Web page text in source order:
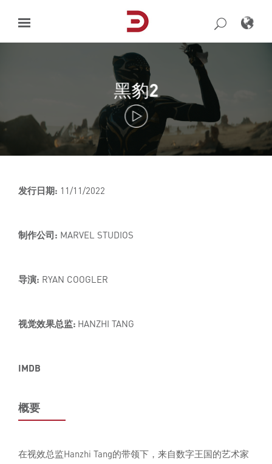
content
黑豹2
发行日期: 11/11/2022
制作公司: MARVEL STUDIOS
导演: RYAN COOGLER
视觉效果总监: HANZHI TANG
IMDB
概要
在视效总监Hanzhi Tang的带领下，来自数字王国的艺术家